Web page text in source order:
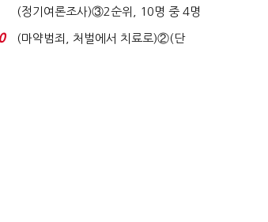
31.0%…오차범위 밖 ...
(정기여론조사)③2순위, 10명 중 4명
'송영길'…정청래 '한 ...
(마약범죄, 처벌에서 치료로)②(단